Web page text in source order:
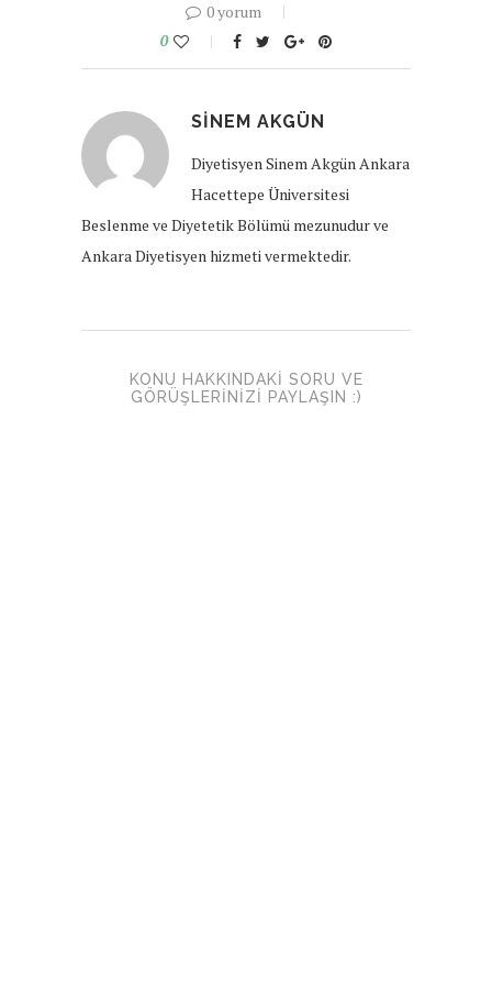
0 yorum
0
SINEM AKGÜN
Diyetisyen Sinem Akgün Ankara
Hacettepe Üniversitesi
Beslenme ve Diyetetik Bölümü mezunudur ve
Ankara Diyetisyen hizmeti vermektedir.
KONU HAKKINDAKI SORU VE
GÖRÜŞLERINIZI PAYLAŞIN :)